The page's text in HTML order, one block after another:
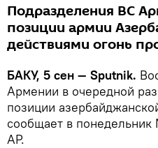
Подразделения ВС
позиции армии
действиями огонь
БАКУ, 5 сен — Sputnik.
Армении в очередной
позиции
сообщает в
АР.